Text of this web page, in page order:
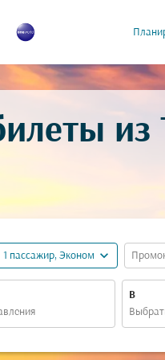
1 пассажир, Эконом expand_more
В